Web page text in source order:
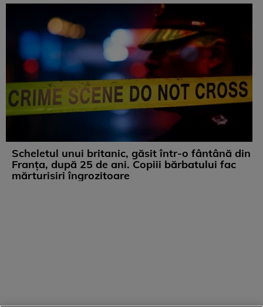
Scheletul unui britanic, găsit într-o fântână din
Franța, după 25 de ani. Copiii bărbatului fac
mărturisiri îngrozitoare